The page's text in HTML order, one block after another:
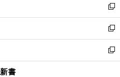
ド
ウ
で
開
く
ィ
ン
ド
ウ
で
開
い
ウ
ィ
ン
ド
ウ
新
し
い
ウ
ィ
ン
新
し
い
ウ
新
し
書